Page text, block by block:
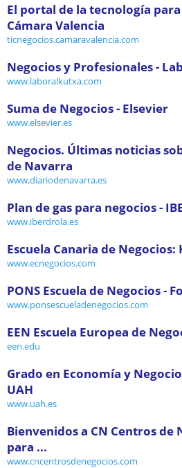
El portal de la tecnología
Cámara Valencia
ticnegocios.camaravalencia.com
Negocios y Profesionales -
www.laboralkutxa.com
Suma de Negocios - Elsevier
www.elsevier.es
Negocios. Últimas noticias
de Navarra
www.diariodenavarra.es
Plan de gas para negocios -
www.iberdrola.es
Escuela Canaria de Negocios:
www.ecnegocios.com
PONS Escuela de Negocios -
www.ponsescueladenegocios.com
EEN Escuela Europea de
een.edu
Grado en Economía y
UAH
www.uah.es
Bienvenidos a CN Centros de
para ...
www.cncentrosdenegocios.com